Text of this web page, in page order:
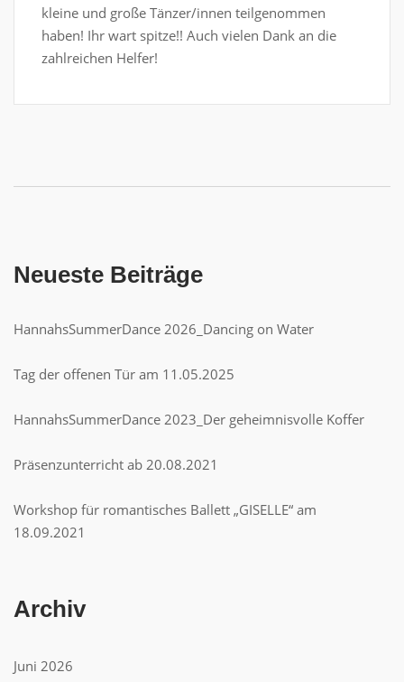
kleine und große Tänzer/innen teilgenommen
haben! Ihr wart spitze!! Auch vielen Dank an die
zahlreichen Helfer!
Neueste Beiträge
HannahsSummerDance 2026_Dancing on Water
Tag der offenen Tür am 11.05.2025
HannahsSummerDance 2023_Der geheimnisvolle Koffer
Präsenzunterricht ab 20.08.2021
Workshop für romantisches Ballett „GISELLE“ am
18.09.2021
Archiv
Juni 2026